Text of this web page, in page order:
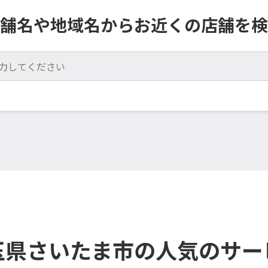
名や地域名からお近くの店舗を
さいたま市の人気のサ